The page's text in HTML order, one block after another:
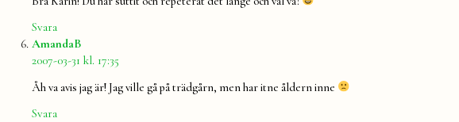
Svara
AmandaBsäger:
2007-03-31 kl. 17:35
Åh va avis jag är! Jag ville gå på trädgårn, men har itne åldern inne
Svara